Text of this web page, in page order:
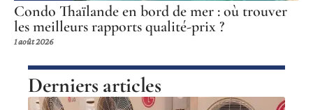
Condo Thaïlande en bord de mer : où trouver
les meilleurs rapports qualité-prix ?
1 août 2026
Derniers articles